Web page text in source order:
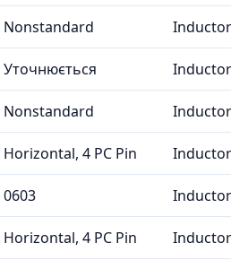
Nonstandard
Уточнюється
Nonstandard
Horizontal, 4 PC Pin
0603
Horizontal, 4 PC Pin